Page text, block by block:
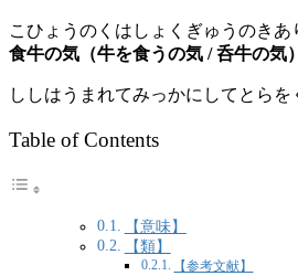
こひょうのくはしょくぎゅうのきあ
食牛の気（牛を食うの気 / 呑牛の気）
ししはうまれてみっかにしてとらを
Table of Contents
【意味】
【類】
【参考文献】